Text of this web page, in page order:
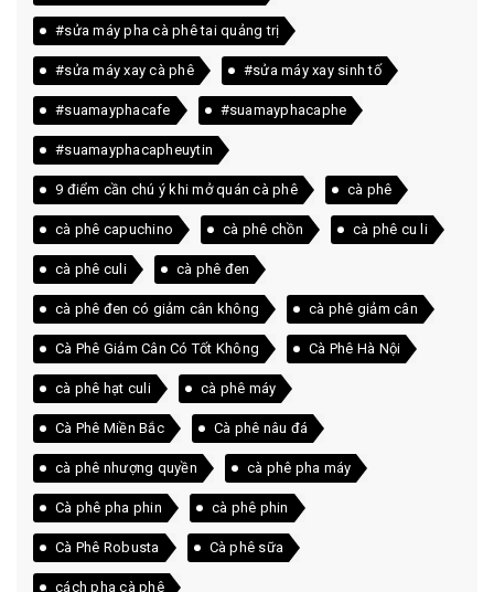
#sửa máy pha cà phê tai quảng trị
#sửa máy xay cà phê #sửa máy xay sinh tố
#suamayphacafe #suamayphacaphe
#suamayphacapheuytin
9 điểm cần chú ý khi mở quán cà phê cà phê
cà phê capuchino cà phê chồn cà phê cu li
cà phê culi cà phê đen
cà phê đen có giảm cân không cà phê giảm cân
Cà Phê Giảm Cân Có Tốt Không Cà Phê Hà Nội
cà phê hạt culi cà phê máy
Cà Phê Miền Bắc Cà phê nâu đá
cà phê nhượng quyền cà phê pha máy
Cà phê pha phin cà phê phin
Cà Phê Robusta Cà phê sữa
cách pha cà phê